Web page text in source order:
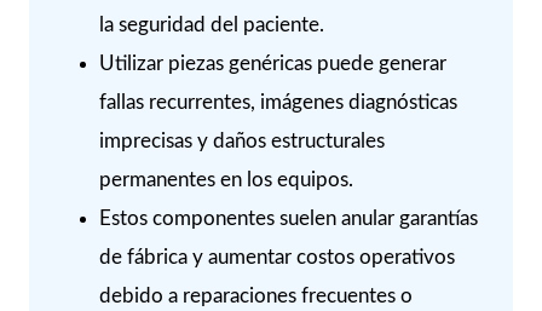
la seguridad del paciente.
Utilizar piezas genéricas puede generar
fallas recurrentes, imágenes diagnósticas
imprecisas y daños estructurales
permanentes en los equipos.
Estos componentes suelen anular garantías
de fábrica y aumentar costos operativos
debido a reparaciones frecuentes o